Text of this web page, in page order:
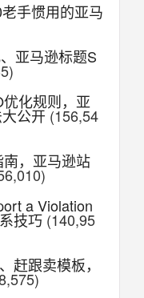
手惯用的亚马
亚马逊标题S
化规则，亚
公开(156,54
，亚马逊站
a Violation
技巧 (140,95
赶跟卖模板，